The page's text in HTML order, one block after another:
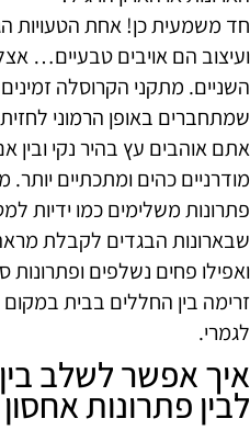
חד משמעית כן! אחת הטעויות
ועיצוב הם אויבים טבעיים…
השניים. מתקני הקרוסלה
שמתחברים באופן הרמוני
אתם אוהבים עץ בהיר נקי ובין
מודרניים כהים ומתכתיים
פתרונות משלימים כמו ידיות
שבארונות הבגדים לקבלת
ואפילו פחים נשלפים
זרימה בין החללים בבית במקום
לגמרי.
איך אפשר לשלב
לבין פתרונות